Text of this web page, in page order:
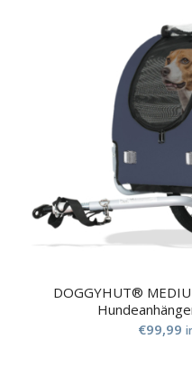
DOGGYHUT®
€99,99